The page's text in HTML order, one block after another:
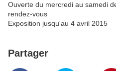
Ouverte du mercredi au samedi
rendez-vous
Exposition jusqu'au 4 avril 2015
Partager